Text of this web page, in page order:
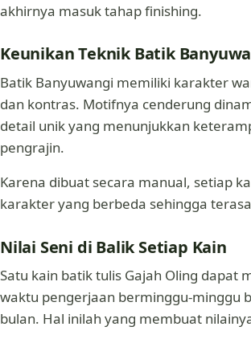
akhirnya masuk tahap finishing.
Keunikan Teknik Batik
Batik Banyuwangi memiliki karakter
dan kontras. Motifnya cenderung
detail unik yang menunjukkan
pengrajin.
Karena dibuat secara manual, setiap
karakter yang berbeda sehingga
Nilai Seni di Balik Setiap Kain
Satu kain batik tulis Gajah Oling dapat
waktu pengerjaan berminggu-minggu
bulan. Hal inilah yang membuat